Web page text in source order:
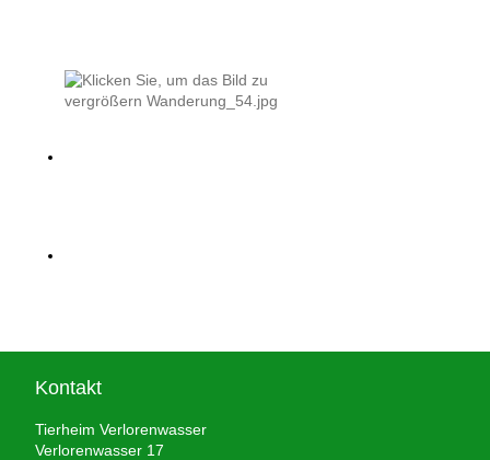
Kontakt
Tierheim Verlorenwasser
Verlorenwasser 17